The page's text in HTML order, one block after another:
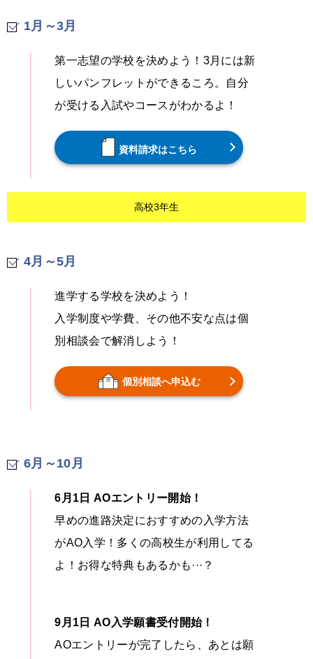
1月～3月
第一志望の学校を決めよう！3月には新
しいパンフレットができるころ。自分
が受ける入試やコースがわかるよ！
資料請求はこちら
高校3年生
4月～5月
進学する学校を決めよう！
入学制度や学費、その他不安な点は個
別相談会で解消しよう！
個別相談へ申込む
6月～10月
6月1日 AOエントリー開始！
早めの進路決定におすすめの入学方法
がAO入学！多くの高校生が利用してる
よ！お得な特典もあるかも···？
9月1日 AO入学願書受付開始！
AOエントリーが完了したら、あとは願